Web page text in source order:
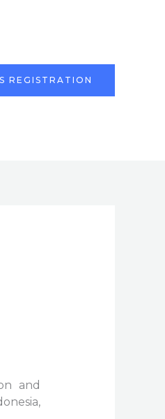
REGISTRATION
and